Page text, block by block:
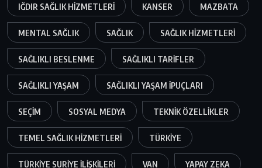
IĞDIR SAĞLIK HIZMETLERI KANSER MAZBATA
MENTAL SAĞLIK SAĞLIK SAĞLIK HIZMETLERI
SAĞLIKLI BESLENME SAĞLIKLI TARIFLER
SAĞLIKLI YAŞAM SAĞLIKLI YAŞAM IPUÇLARI
SEÇIM SOSYAL MEDYA TEKNIK ÖZELLIKLER
TEMEL SAĞLIK HIZMETLERI TÜRKIYE
TÜRKIYE SURIYE ILIŞKILERI VAN YAPAY ZEKA